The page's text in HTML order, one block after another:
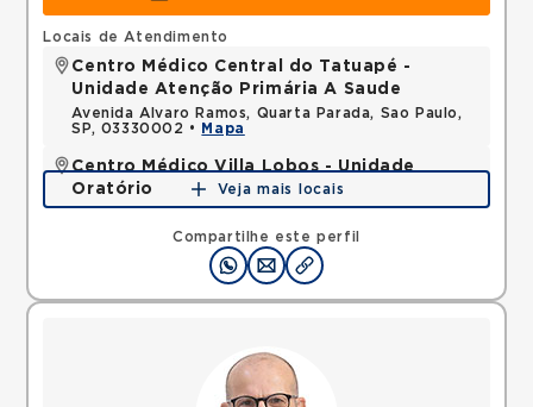
Compartilhe este perfil
Locais de Atendimento
Centro Médico Central do Tatuapé -
Unidade Atenção Primária A Saude
Avenida Alvaro Ramos, Quarta Parada, Sao Paulo,
SP, 03330002 •
Mapa
Centro Médico Villa Lobos - Unidade
Oratório
Rua do Oratorio, Mooca, Sao Paulo, SP, 03117000 •
Veja mais locais